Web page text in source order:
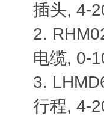
插头, 4-
2.
电缆, 0-
3.
行程, 4-